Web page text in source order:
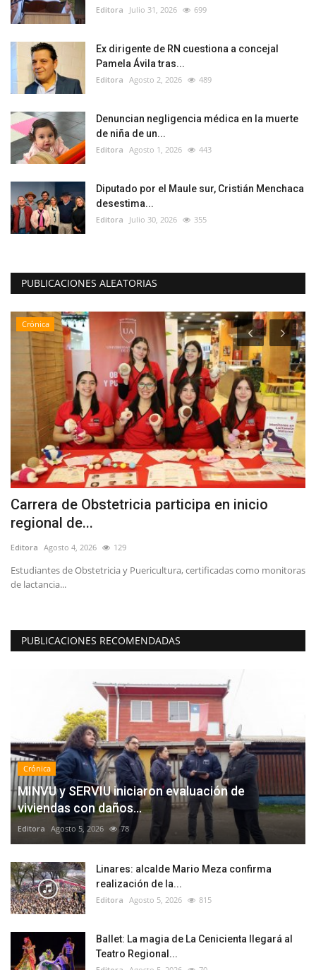
Editora Julio 31, 2026 699
Ex dirigente de RN cuestiona a concejal
Pamela Ávila tras...
Editora Agosto 2, 2026 489
Denuncian negligencia médica en la muerte
de niña de un...
Editora Agosto 1, 2026 443
Diputado por el Maule sur, Cristián Menchaca
desestima...
Editora Julio 30, 2026 355
PUBLICACIONES ALEATORIAS
Crónica
Carrera de Obstetricia participa en inicio
regional de...
Editora Agosto 4, 2026 129
Estudiantes de Obstetricia y Puericultura, certificadas como monitoras
de lactancia...
PUBLICACIONES RECOMENDADAS
Crónica
MINVU y SERVIU iniciaron evaluación de
viviendas con daños...
Editora Agosto 5, 2026 78
Linares: alcalde Mario Meza confirma
realización de la...
Editora Agosto 5, 2026 815
Ballet: La magia de La Cenicienta llegará al
Teatro Regional...